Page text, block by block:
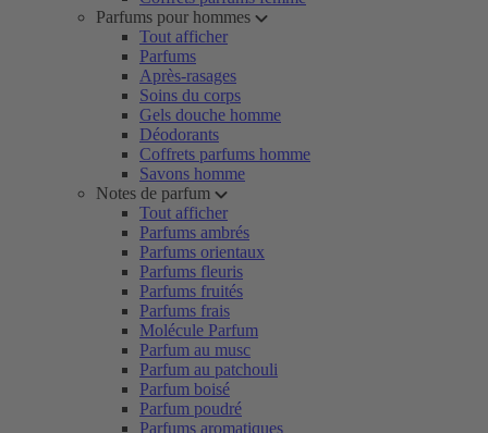
Parfums pour hommes
Tout afficher
Parfums
Après-rasages
Soins du corps
Gels douche homme
Déodorants
Coffrets parfums homme
Savons homme
Notes de parfum
Tout afficher
Parfums ambrés
Parfums orientaux
Parfums fleuris
Parfums fruités
Parfums frais
Molécule Parfum
Parfum au musc
Parfum au patchouli
Parfum boisé
Parfum poudré
Parfums aromatiques